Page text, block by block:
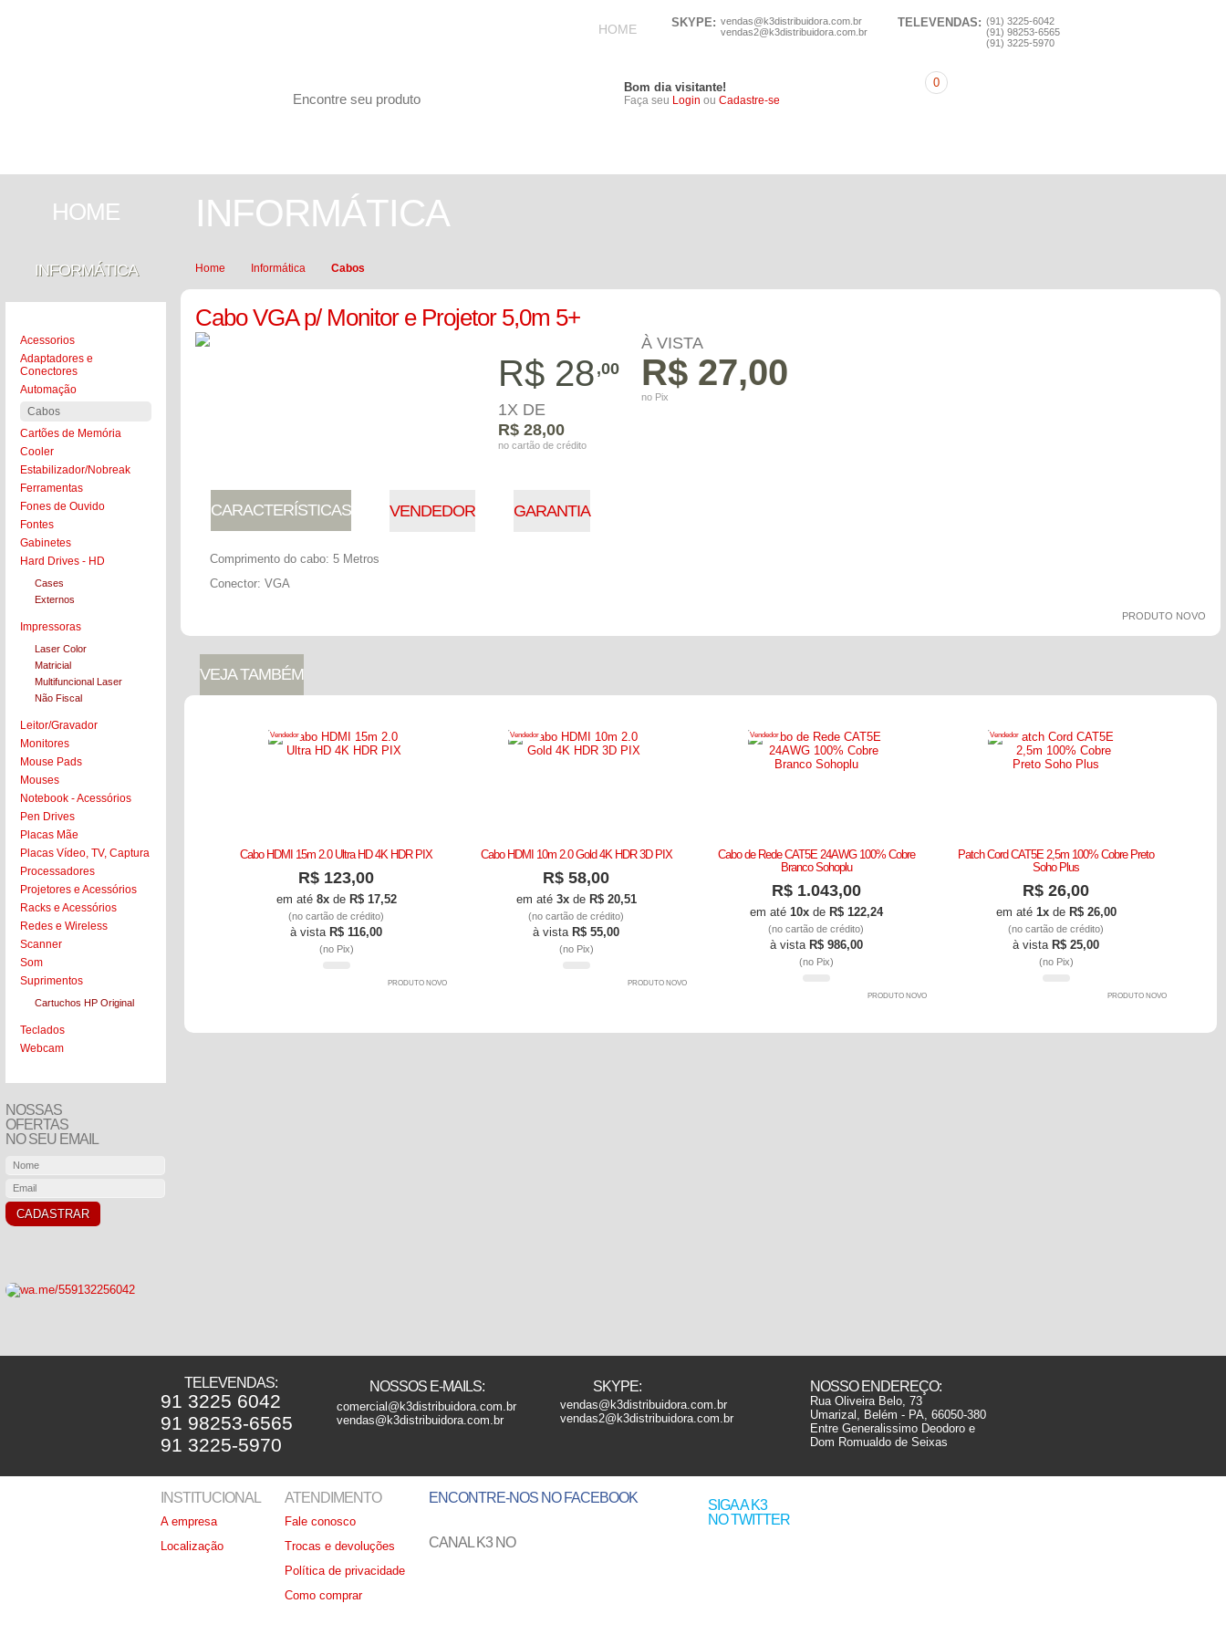
HOME SKYPE: vendas@k3distribuidora.com.br
vendas2@k3distribuidora.com.br
TELEVENDAS: (91) 3225-6042
(91) 98253-6565
(91) 3225-5970
Bom dia visitante!
Faça seu Login ou Cadastre-se
0
HOME
INFORMÁTICA
Acessorios
Adaptadores e
Conectores
Automação
Cabos
Cartões de Memória
Cooler
Estabilizador/Nobreak
Ferramentas
Fones de Ouvido
Fontes
Gabinetes
Hard Drives - HD
Cases
Externos
Impressoras
Laser Color
Matricial
Multifuncional Laser
Não Fiscal
Leitor/Gravador
Monitores
Mouse Pads
Mouses
Notebook - Acessórios
Pen Drives
Placas Mãe
Placas Vídeo, TV, Captura
Processadores
Projetores e Acessórios
Racks e Acessórios
Redes e Wireless
Scanner
Som
Suprimentos
Cartuchos HP Original
Teclados
Webcam
NOSSAS
OFERTAS
NO SEU EMAIL
CADASTRAR
INFORMÁTICA
Home Informática Cabos
Cabo VGA p/ Monitor e Projetor 5,0m 5+
R$ 28 ,00
À VISTA
R$ 27,00
no Pix
1X DE
R$ 28,00
no cartão de crédito
CARACTERÍSTICAS VENDEDOR GARANTIA
Comprimento do cabo: 5 Metros
Conector: VGA
PRODUTO NOVO
VEJA TAMBÉM
Vendedor
Cabo HDMI 15m 2.0 Ultra HD 4K HDR PIX
R$ 123,00
em até 8xde R$ 17,52
(no cartão de crédito)
à vista R$ 116,00
(no Pix)
PRODUTO NOVO
Vendedor
Cabo HDMI 10m 2.0 Gold 4K HDR 3D PIX
R$ 58,00
em até 3xde R$ 20,51
(no cartão de crédito)
à vista R$ 55,00
(no Pix)
PRODUTO NOVO
Vendedor
Cabo de Rede CAT5E 24AWG 100% Cobre
Branco Sohoplu
R$ 1.043,00
em até 10xde R$ 122,24
(no cartão de crédito)
à vista R$ 986,00
(no Pix)
PRODUTO NOVO
Vendedor
Patch Cord CAT5E 2,5m 100% Cobre Preto
Soho Plus
R$ 26,00
em até 1xde R$ 26,00
(no cartão de crédito)
à vista R$ 25,00
(no Pix)
PRODUTO NOVO
TELEVENDAS:
91 3225 6042
91 98253-6565
91 3225-5970
NOSSOS E-MAILS:
comercial@k3distribuidora.com.br
vendas@k3distribuidora.com.br
SKYPE:
vendas@k3distribuidora.com.br
vendas2@k3distribuidora.com.br
NOSSO ENDEREÇO:
Rua Oliveira Belo, 73
Umarizal, Belém - PA, 66050-380
Entre Generalissimo Deodoro e
Dom Romualdo de Seixas
INSTITUCIONAL
A empresa
Localização
ATENDIMENTO
Fale conosco
Trocas e devoluções
Política de privacidade
Como comprar
SIGA A K3
NO TWITTER
ENCONTRE-NOS NO FACEBOOK
CANAL K3 NO